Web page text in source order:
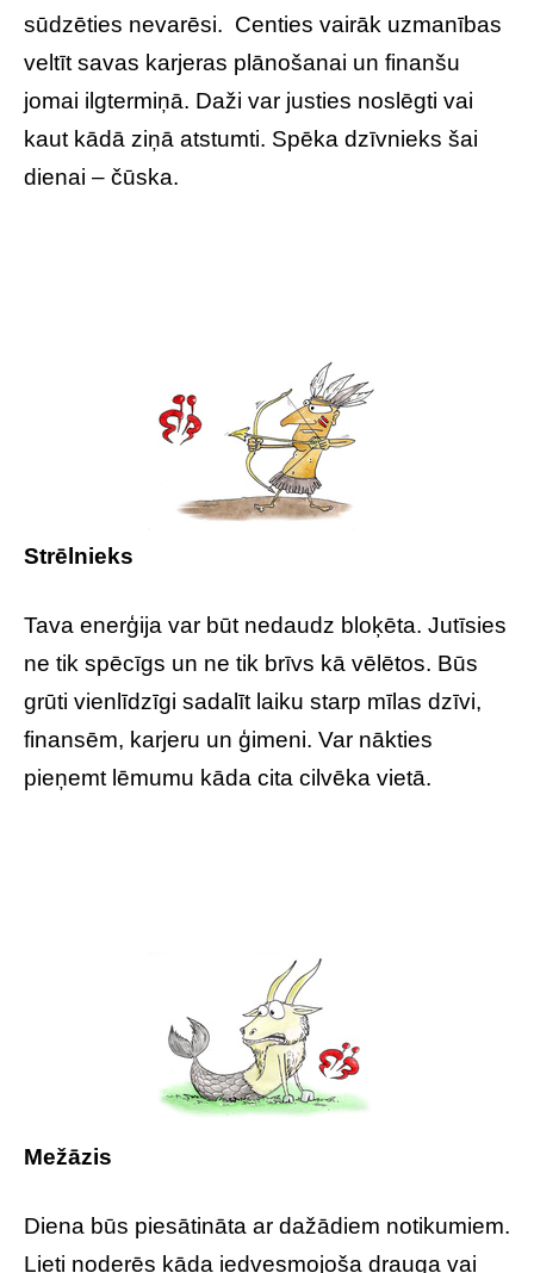
sūdzēties nevarēsi. Centies vairāk uzmanības
veltīt savas karjeras plānošanai un finanšu
jomai ilgtermiņā. Daži var justies noslēgti vai
kaut kādā ziņā atstumti. Spēka dzīvnieks šai
dienai – čūska.
Strēlnieks
Tava enerģija var būt nedaudz bloķēta. Jutīsies
ne tik spēcīgs un ne tik brīvs kā vēlētos. Būs
grūti vienlīdzīgi sadalīt laiku starp mīlas dzīvi,
finansēm, karjeru un ģimeni. Var nākties
pieņemt lēmumu kāda cita cilvēka vietā.
Mežāzis
Diena būs piesātināta ar dažādiem notikumiem.
Lieti noderēs kāda iedvesmojoša drauga vai